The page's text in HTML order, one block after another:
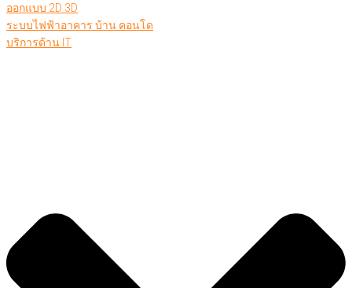
ออกแบบ 2D 3D
ระบบไฟฟ้าอาคาร บ้าน คอนโด
บริการด้าน IT